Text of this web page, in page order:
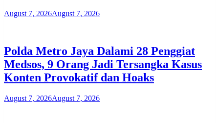
August 7, 2026August 7, 2026
Polda Metro Jaya Dalami 28 Penggiat
Medsos, 9 Orang Jadi Tersangka Kasus
Konten Provokatif dan Hoaks
August 7, 2026August 7, 2026